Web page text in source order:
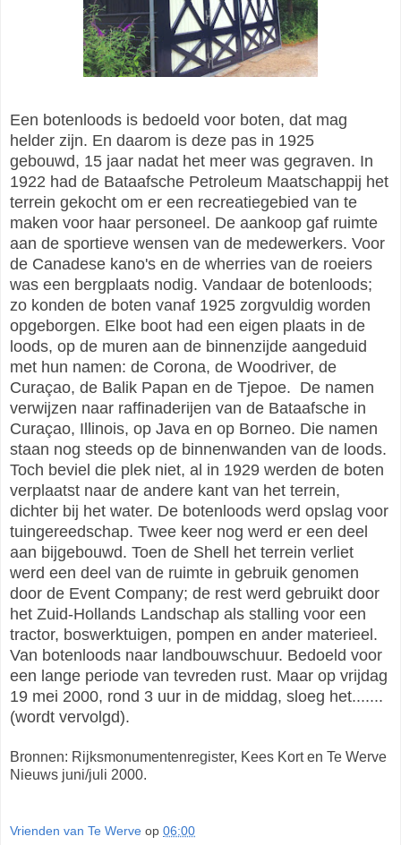
Een botenloods is bedoeld voor boten, dat mag
helder zijn. En daarom is deze pas in 1925
gebouwd, 15 jaar nadat het meer was gegraven. In
1922 had de Bataafsche Petroleum Maatschappij het
terrein gekocht om er een recreatiegebied van te
maken voor haar personeel. De aankoop gaf ruimte
aan de sportieve wensen van de medewerkers. Voor
de Canadese kano's en de wherries van de roeiers
was een bergplaats nodig. Vandaar de botenloods;
zo konden de boten vanaf 1925 zorgvuldig worden
opgeborgen. Elke boot had een eigen plaats in de
loods, op de muren aan de binnenzijde aangeduid
met hun namen: de Corona, de Woodriver, de
Curaçao, de Balik Papan en de Tjepoe. De namen
verwijzen naar raffinaderijen van de Bataafsche in
Curaçao, Illinois, op Java en op Borneo. Die namen
staan nog steeds op de binnenwanden van de loods.
Toch beviel die plek niet, al in 1929 werden de boten
verplaatst naar de andere kant van het terrein,
dichter bij het water. De botenloods werd opslag voor
tuingereedschap. Twee keer nog werd er een deel
aan bijgebouwd. Toen de Shell het terrein verliet
werd een deel van de ruimte in gebruik genomen
door de Event Company; de rest werd gebruikt door
het Zuid-Hollands Landschap als stalling voor een
tractor, boswerktuigen, pompen en ander materieel.
Van botenloods naar landbouwschuur. Bedoeld voor
een lange periode van tevreden rust. Maar op vrijdag
19 mei 2000, rond 3 uur in de middag, sloeg het.......
(wordt vervolgd).
Bronnen: Rijksmonumentenregister, Kees Kort en Te Werve
Nieuws juni/juli 2000.
Vrienden van Te Werve op 06:00